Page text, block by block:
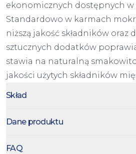
ekonomicznych dostępnych
Standardowo w karmach
niższą jakość składników oraz
sztucznych dodatków
stawia na naturalną
jakości użytych składników
Skład
Dane produktu
FAQ